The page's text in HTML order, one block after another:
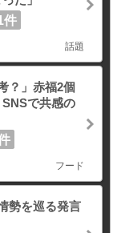
件
話題
？」赤福2個
で共感の
フード
勢を巡る発言